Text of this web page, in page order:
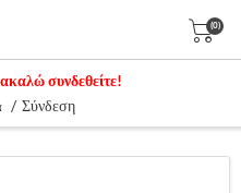
(0)
συνδεθείτε!
/ Σύνδεση